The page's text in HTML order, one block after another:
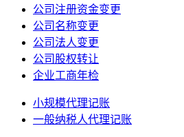
公司注册资金变更
公司名称变更
公司法人变更
公司股权转让
企业工商年检
小规模代理记账
一般纳税人代理记账